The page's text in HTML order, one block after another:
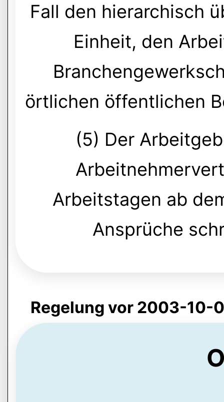
Fall den hierarchisch
Einheit, den
örtlichen öffentlichen
(5) Der
Arbeitstagen ab
Ansprüche
Regelung vor 2003-10-